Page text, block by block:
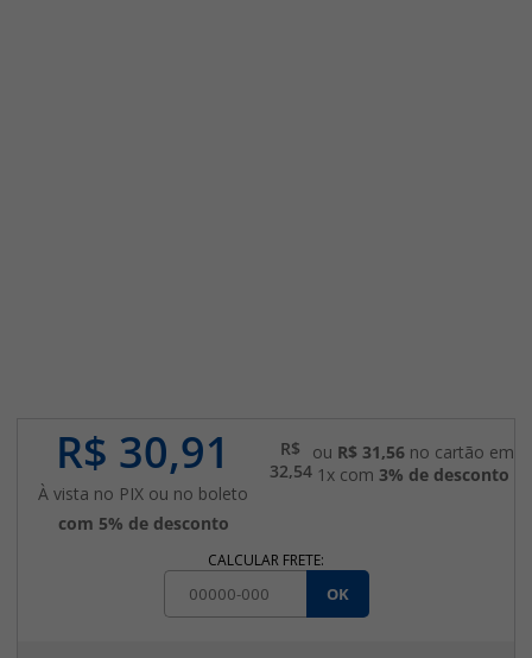
R$ 30,91
À vista no PIX ou no boleto
com 5% de desconto
R$
32,54
ou R$ 31,56no cartão em
1x com 3% de desconto
CALCULAR FRETE:
OK